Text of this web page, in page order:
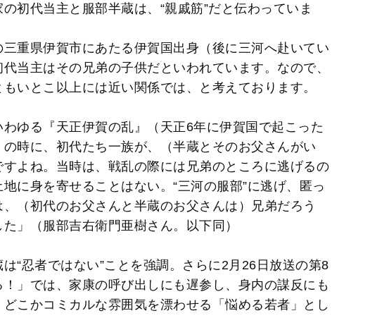
の初代当主と服部半蔵は、“親戚筋”だと伝わっていま
重県伊賀市にあたる伊賀国出身（後に三河へ赴いてい
当主はその兄弟の子供だといわれています。なので、
いとこ以上には近い関係では、と考えております。
ゆる『天正伊賀の乱』（天正6年に伊賀国で起こった
時に、初代たち一族が、（半蔵とそのお父さんがい
よね。当時は、戦乱の際には兄弟のところに逃げるの
に身を寄せることはない。“三河の服部”に逃げ、匿っ
（初代のお父さんと半蔵のお父さんは）兄弟だろう
」（服部吉右衛門亜樹さん。以下同）
“忍者ではない”ことを強調。さらに2月26日放送の第8
」では、家康の呼び出しにも遅参し、身内の謀反にも
こかコミカルな雰囲気を漂わせる「悩める若者」とし